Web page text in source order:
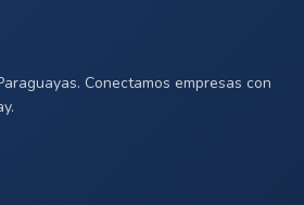
Conectamos empresas con